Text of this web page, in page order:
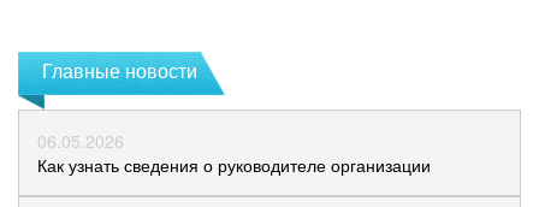
Главные новости
06.05.2026
Как узнать сведения о руководителе организации